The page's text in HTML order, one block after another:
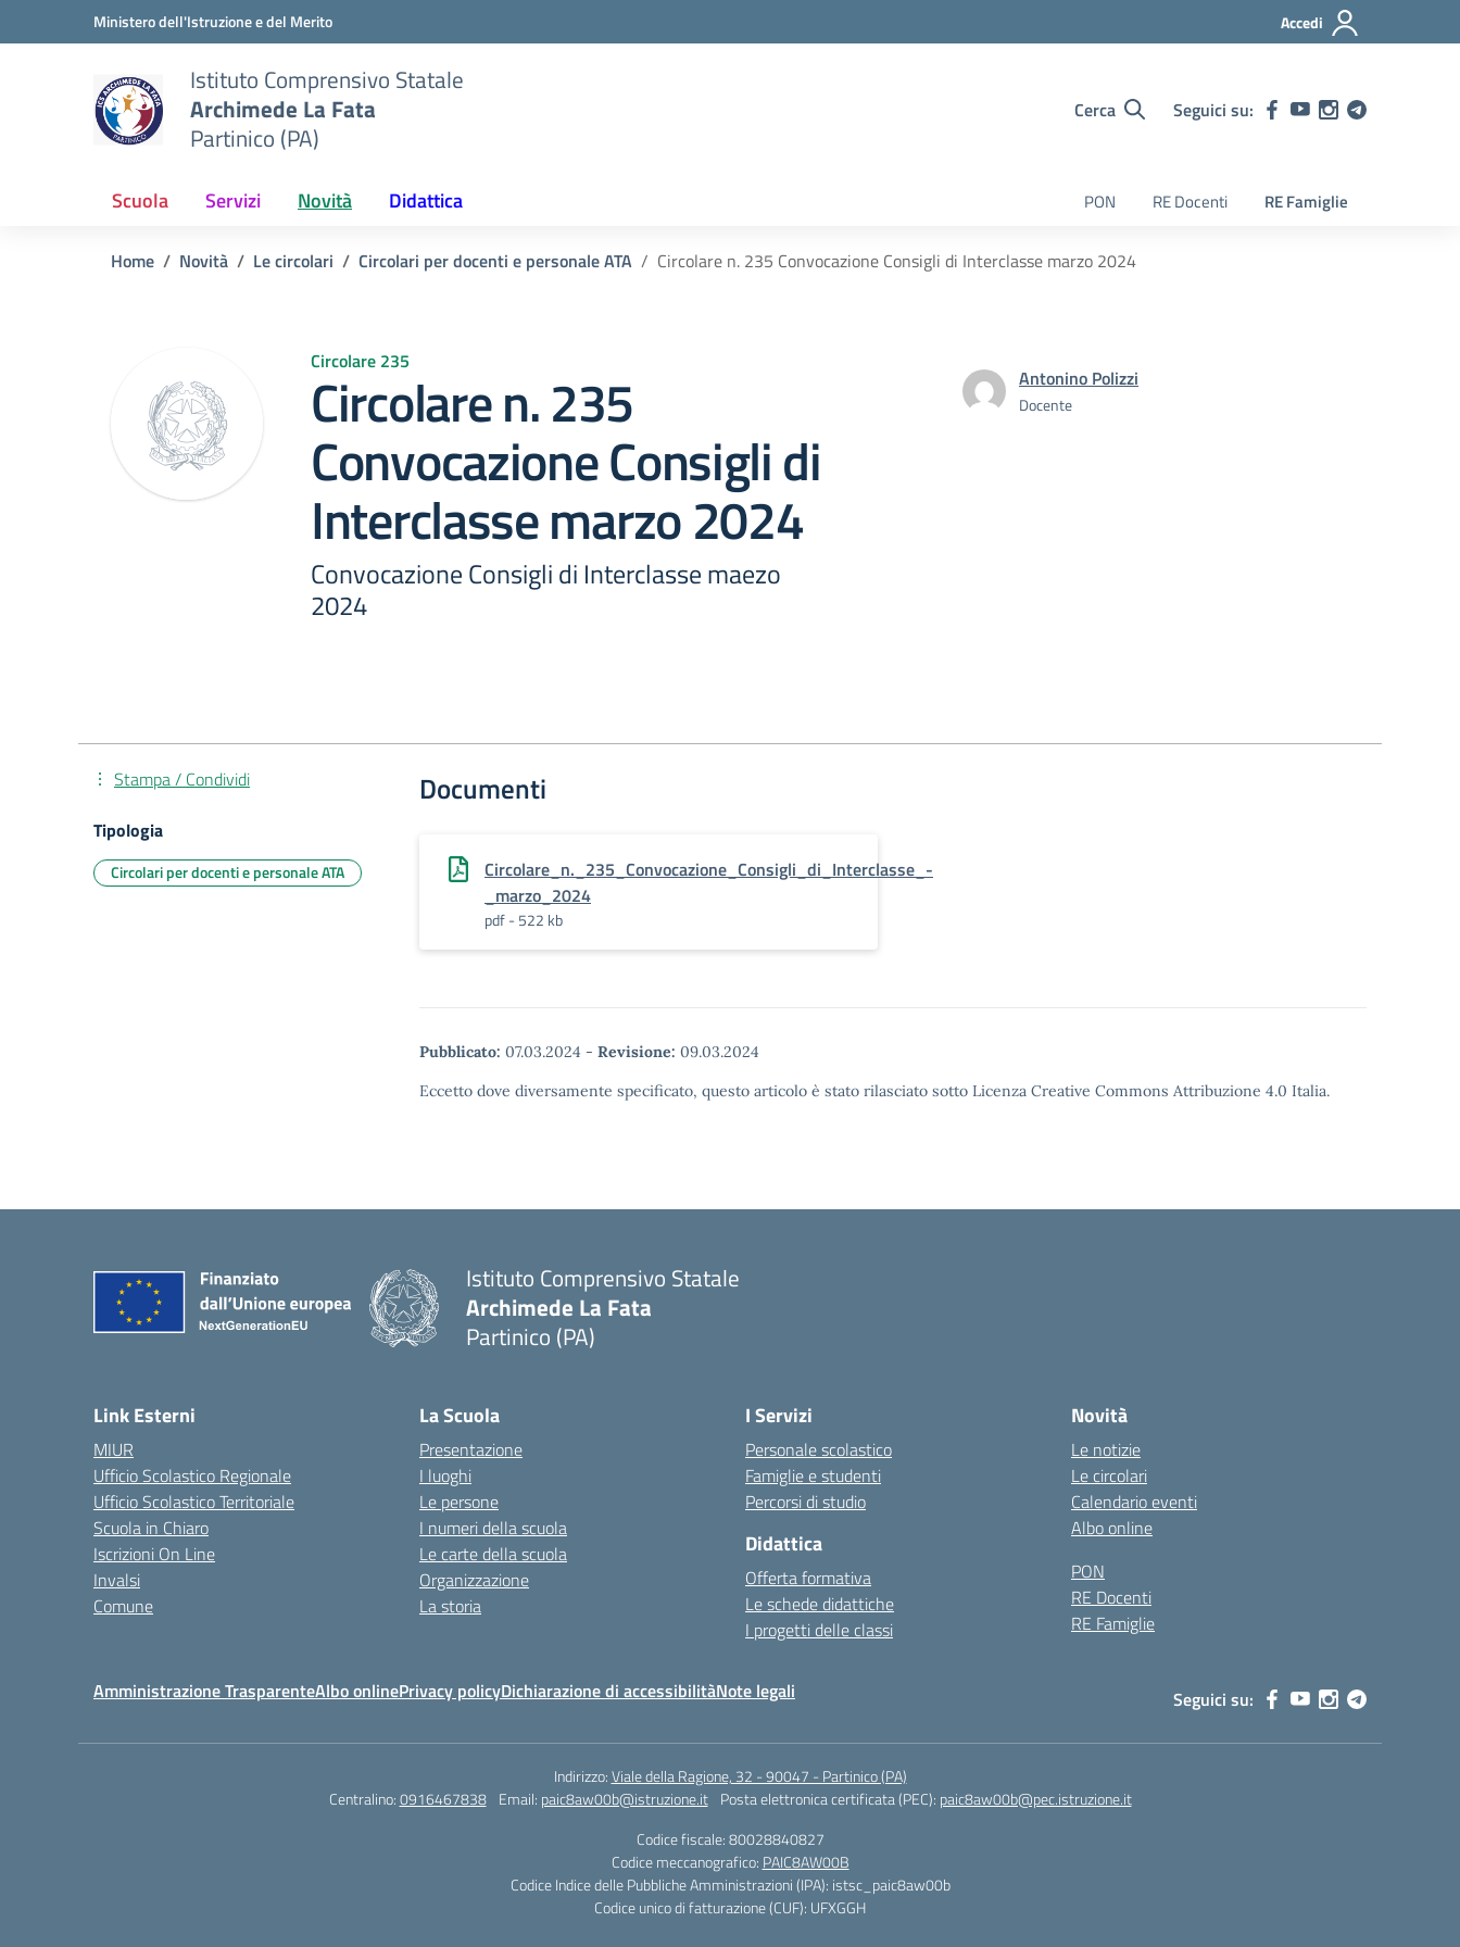
Vai ai contenuti
Vai al menu di navigazioneMinistero dell'Istruzione e del Merito Accedi
Istituto Comprensivo Statale
Archimede La Fata
Partinico (PA)
Cerca Seguici su:
Scuola Servizi Novità Didattica PON RE Docenti RE Famiglie
Home Novità Le circolari Circolari per docenti e personale ATA Circolare n. 235 Convocazione Consigli di Interclasse marzo 2024
Circolare 235
Circolare n. 235
Convocazione Consigli di
Interclasse marzo 2024
Convocazione Consigli di Interclasse maezo
2024
Antonino Polizzi
Docente
Documenti
Circolare_n._235_Convocazione_Consigli_di_Interclasse_-
_marzo_2024
pdf - 522 kb
Pubblicato: 07.03.2024 - Revisione: 09.03.2024
Eccetto dove diversamente specificato, questo articolo è stato rilasciato sotto Licenza Creative Commons Attribuzione 4.0 Italia.
Stampa / Condividi
Tipologia
Circolari per docenti e personale ATA
Istituto Comprensivo Statale
Archimede La Fata
Partinico (PA)
Link Esterni
MIUR
Ufficio Scolastico Regionale
Ufficio Scolastico Territoriale
Scuola in Chiaro
Iscrizioni On Line
Invalsi
Comune
La Scuola
Presentazione
I luoghi
Le persone
I numeri della scuola
Le carte della scuola
Organizzazione
La storia
I Servizi
Personale scolastico
Famiglie e studenti
Percorsi di studio
Didattica
Offerta formativa
Le schede didattiche
I progetti delle classi
Novità
Le notizie
Le circolari
Calendario eventi
Albo online
PON
RE Docenti
RE Famiglie
Amministrazione TrasparenteAlbo onlinePrivacy policyDichiarazione di accessibilitàNote legali Seguici su:
Indirizzo:Viale della Ragione, 32 - 90047 - Partinico (PA)
Centralino:0916467838 Email: paic8aw00b@istruzione.it Posta elettronica certificata (PEC): paic8aw00b@pec.istruzione.it
Codice fiscale: 80028840827
Codice meccanografico: PAIC8AW00B
Codice Indice delle Pubbliche Amministrazioni (IPA): istsc_paic8aw00b
Codice unico di fatturazione (CUF): UFXGGH